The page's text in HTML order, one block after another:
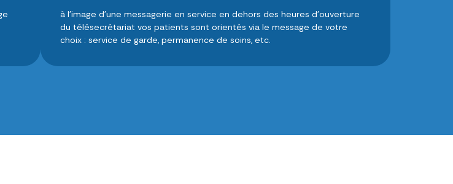
à l’image d’une messagerie en service en dehors des heures d’ouverture
du télésecrétariat vos patients sont orientés via le message de votre
choix : service de garde, permanence de soins, etc.